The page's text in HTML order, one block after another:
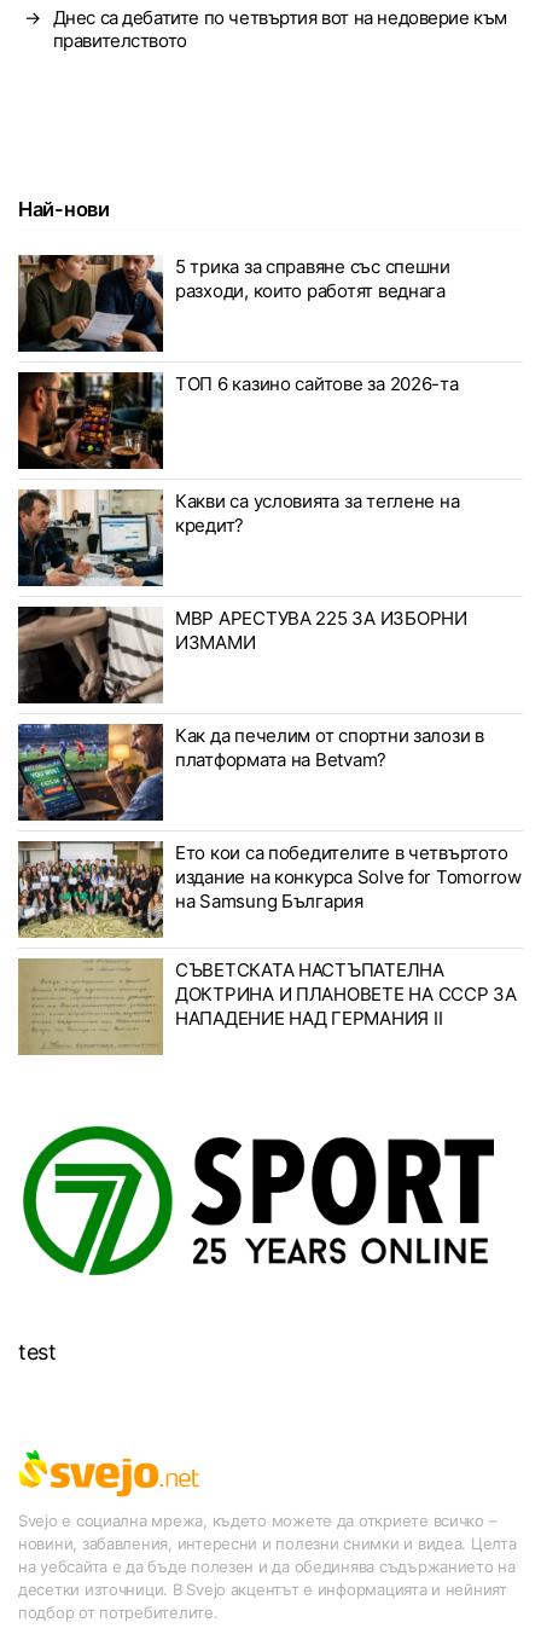
→ Днес са дебатите по четвъртия вот на недоверие към
правителството
Най-нови
5 трика за справяне със спешни
разходи, които работят веднага
ТОП 6 казино сайтове за 2026-та
Какви са условията за теглене на
кредит?
МВР АРЕСТУВА 225 ЗА ИЗБОРНИ
ИЗМАМИ
Как да печелим от спортни залози в
платформата на Betvam?
Ето кои са победителите в четвъртото
издание на конкурса Solve for Tomorrow
на Samsung България
СЪВЕТСКАТА НАСТЪПАТЕЛНА
ДОКТРИНА И ПЛАНОВЕТЕ НА СССР ЗА
НАПАДЕНИЕ НАД ГЕРМАНИЯ II
test
Svejo е социална мрежа, където можете да откриете всичко –
новини, забавления, интересни и полезни снимки и видеа. Целта
на уебсайта е да бъде полезен и да обединява съдържанието на
десетки източници. В Svejo акцентът е информацията и нейният
подбор от потребителите.